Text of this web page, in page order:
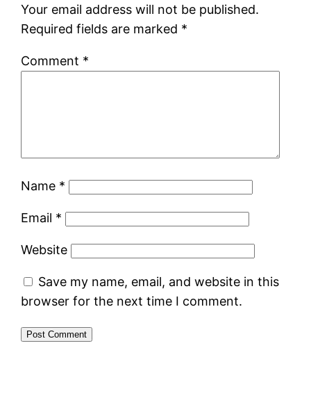
Your email address will not be published.
Required fields are marked *
Comment *
Name *
Email *
Website
Save my name, email, and website in this
browser for the next time I comment.